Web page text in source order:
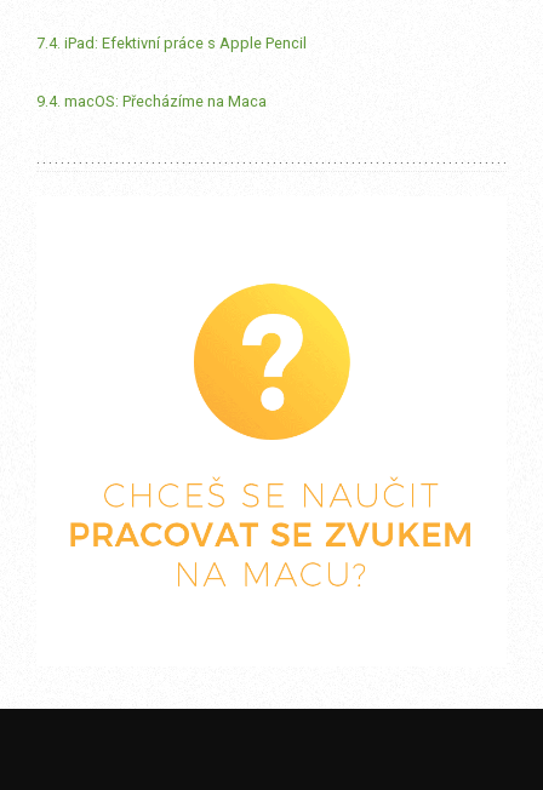
7.4. iPad: Efektivní práce s Apple Pencil
9.4. macOS: Přecházíme na Maca